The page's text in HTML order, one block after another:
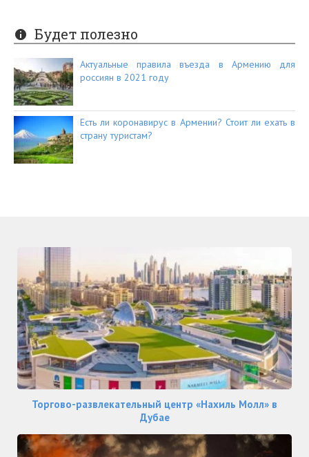
Будет полезно
Актуальные правила въезда в Армению для
россиян в 2021 году
Есть ли коронавирус в Армении? Стоит ли ехать в
страну туристам?
Торгово-развлекательный центр «Нахиль Молл» в
Дубае